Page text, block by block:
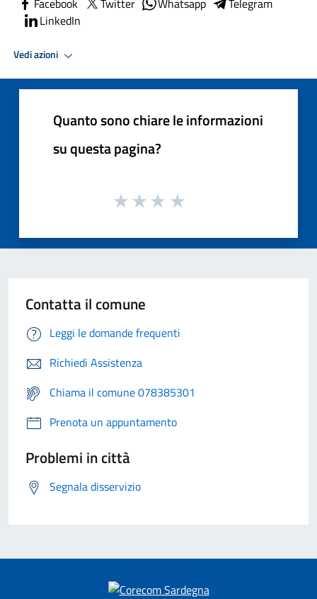
LinkedIn
Vedi azioni
Quanto sono chiare le informazioni
su questa pagina?
Contatta il comune
Leggi le domande frequenti
Richiedi Assistenza
Chiama il comune 078385301
Prenota un appuntamento
Problemi in città
Segnala disservizio